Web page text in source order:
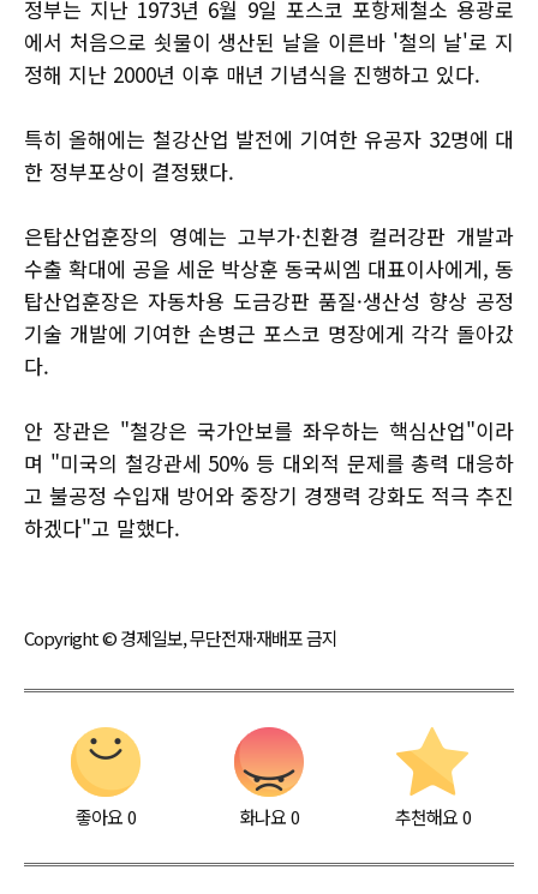
정부는 지난 1973년 6월 9일 포스코 포항제철소 용광로
에서 처음으로 쇳물이 생산된 날을 이른바 '철의 날'로 지
정해 지난 2000년 이후 매년 기념식을 진행하고 있다.
특히 올해에는 철강산업 발전에 기여한 유공자 32명에 대
한 정부포상이 결정됐다.
은탑산업훈장의 영예는 고부가·친환경 컬러강판 개발과
수출 확대에 공을 세운 박상훈 동국씨엠 대표이사에게, 동
탑산업훈장은 자동차용 도금강판 품질·생산성 향상 공정
기술 개발에 기여한 손병근 포스코 명장에게 각각 돌아갔
다.
안 장관은 "철강은 국가안보를 좌우하는 핵심산업"이라
며 "미국의 철강관세 50% 등 대외적 문제를 총력 대응하
고 불공정 수입재 방어와 중장기 경쟁력 강화도 적극 추진
하겠다"고 말했다.
Copyright © 경제일보, 무단전재·재배포 금지
좋아요0 화나요0 추천해요 0